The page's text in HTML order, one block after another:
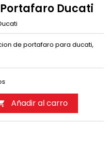
Ducati
de portafaro para ducati,
Añadir al carro